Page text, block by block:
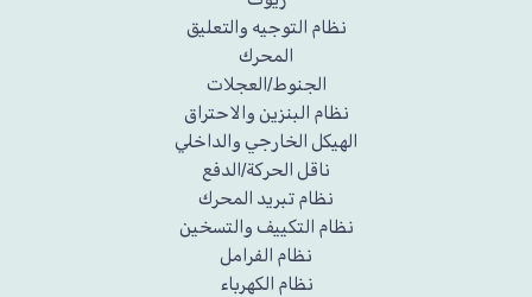
نظام التوجيه والتعليق
المحرك
الجنوط/العجلات
نظام البنزين والاحتراق
الهيكل الخارجي والداخلي
ناقل الحركة/الدفع
نظام تبريد المحرك
نظام التكييف والتسخين
نظام الفرامل
نظام الكهرباء